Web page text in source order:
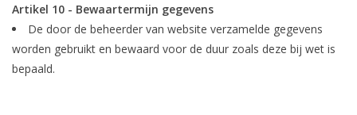
Artikel 10 - Bewaartermijn gegevens
De door de beheerder van website verzamelde gegevens
worden gebruikt en bewaard voor de duur zoals deze bij wet is
bepaald.